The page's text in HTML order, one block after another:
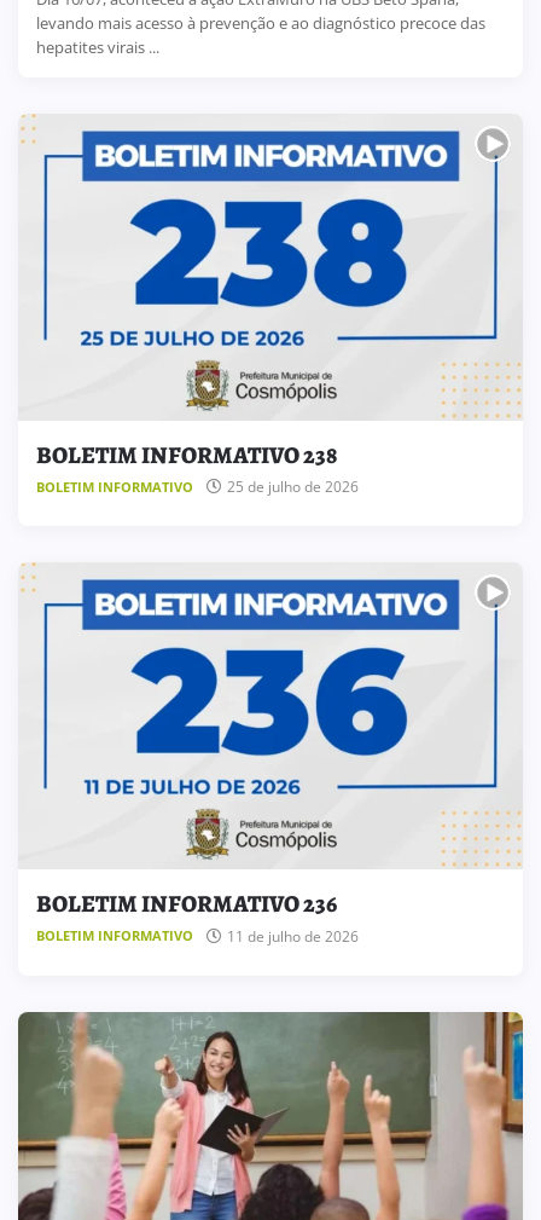
levando mais acesso à prevenção e ao diagnóstico precoce das
hepatites virais ...
BOLETIM INFORMATIVO 238
BOLETIM INFORMATIVO 25 de julho de 2026
BOLETIM INFORMATIVO 236
BOLETIM INFORMATIVO 11 de julho de 2026